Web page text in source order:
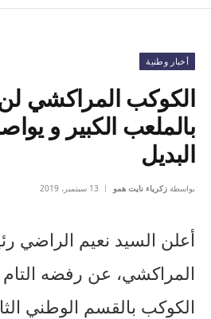
أخبار وطنية
الكوكب المراكشي
بالملعب الكبير و
البديل
بواسطة زكرياء نايت همو 13 سبتمبر، 2019
أعلن السيد نعيم الراضي
المراكشي، عن رفضه
الكوكب بالقسم الوطني